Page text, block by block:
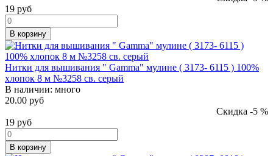
19 руб
В корзину
Нитки для вышивания " Gamma" мулине ( 3173- 6115 ) 100%
хлопок 8 м №3258 св. серый
В наличии: много
20.00 руб
Скидка -5 %
19 руб
В корзину